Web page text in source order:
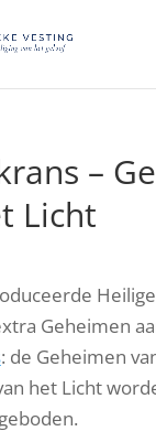
–
Licht
Geheimen
: de Geheimen
het Licht